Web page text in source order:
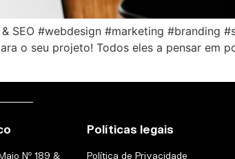
SEO #webdesign #marketing #branding
o seu projeto! Todos eles a pensar em
Nº 189 &
Políticas legais
Política de Privacidade